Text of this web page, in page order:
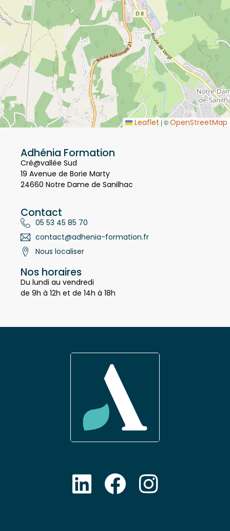
Leaflet | © OpenStreetMap
Adhénia Formation
Cré@vallée Sud
19 Avenue de Borie Marty
24660 Notre Dame de Sanilhac
Contact
05 53 45 85 70
contact@adhenia-formation.fr
Nous localiser
Nos horaires
Du lundi au vendredi
de 9h à 12h et de 14h à 18h